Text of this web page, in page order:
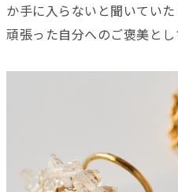
か手に入らないと聞いてい
頑張った自分へのご褒美とし